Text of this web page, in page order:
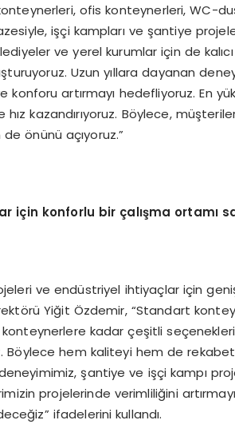
ofis konteynerleri, WC-
işçi kampları ve şantiye
ve yerel kurumlar için de
Uzun yıllara dayanan
konforu artırmayı hedefliyoruz. En
hız kazandırıyoruz. Böylece,
önünü açıyoruz.”
için konforlu bir çalışma ortamı
ve endüstriyel ihtiyaçlar için
Yiğit Özdemir, “Standart
konteynerlere kadar çeşitli
Böylece hem kaliteyi hem de
şantiye ve işçi kampı
projelerinde verimliliğini
ifadelerini kullandı.